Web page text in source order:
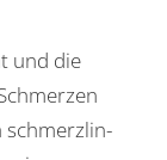
und die
schmerz­lin­